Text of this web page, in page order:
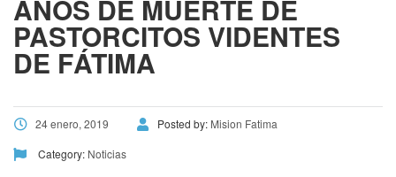
AÑOS DE MUERTE DE
PASTORCITOS VIDENTES
DE FÁTIMA
24 enero, 2019 Posted by: Mision Fatima
Category: Noticias